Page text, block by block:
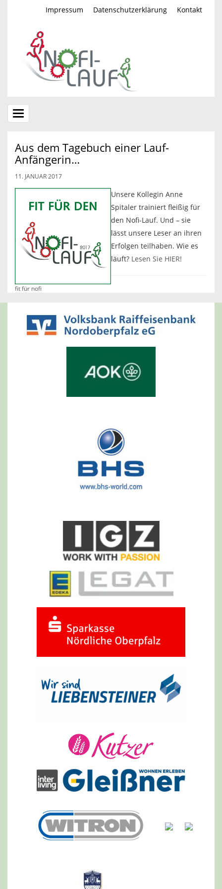
Impressum Datenschutzerklärung Kontakt
Toggle
navigation
Aus dem Tagebuch einer Lauf-
Anfängerin…
11. JANUAR 2017
fit für nofi
Unsere Kollegin Anne
Spitaler trainiert fleißig für
den Nofi-Lauf. Und – sie
lässt unsere Leser an ihren
Erfolgen teilhaben. Wie es
läuft? Lesen Sie HIER!